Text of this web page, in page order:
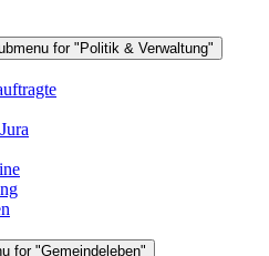
for "Politik & Verwaltung"
for "Gemeindeleben"